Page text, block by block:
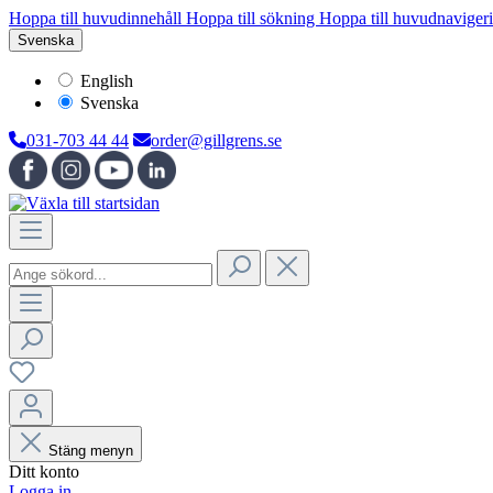
Hoppa till huvudinnehåll Hoppa till sökning Hoppa till
Svenska
English
Svenska
031-703 44 44
order@gillgrens.se
Stäng menyn
Ditt konto